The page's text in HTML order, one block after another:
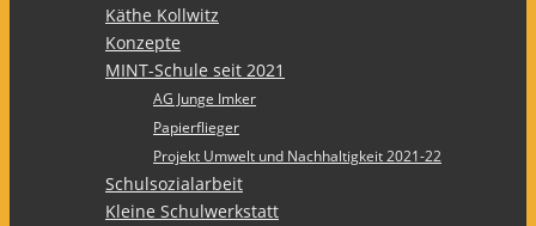
Käthe Kollwitz
Konzepte
MINT-Schule seit 2021
AG Junge Imker
Papierflieger
Projekt Umwelt und Nachhaltigkeit 2021-22
Schulsozialarbeit
Kleine Schulwerkstatt